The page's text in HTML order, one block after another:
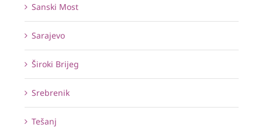
Sanski Most
Sarajevo
Široki Brijeg
Srebrenik
Tešanj